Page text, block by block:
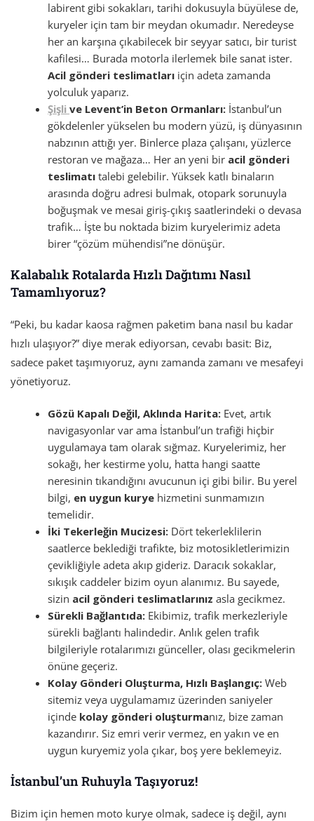
labirent gibi sokakları, tarihi dokusuyla büyülese de,
kuryeler için tam bir meydan okumadır. Neredeyse
her an karşına çıkabilecek bir seyyar satıcı, bir turist
kafilesi… Burada motorla ilerlemek bile sanat ister.
Acil gönderi teslimatları için adeta zamanda
yolculuk yaparız.
Şişlive Levent’in Beton Ormanları: İstanbul’un
gökdelenler yükselen bu modern yüzü, iş dünyasının
nabzının attığı yer. Binlerce plaza çalışanı, yüzlerce
restoran ve mağaza… Her an yeni bir acil gönderi
teslimatı talebi gelebilir. Yüksek katlı binaların
arasında doğru adresi bulmak, otopark sorunuyla
boğuşmak ve mesai giriş-çıkış saatlerindeki o devasa
trafik… İşte bu noktada bizim kuryelerimiz adeta
birer “çözüm mühendisi”ne dönüşür.
Kalabalık Rotalarda Hızlı Dağıtımı Nasıl
Tamamlıyoruz?
“Peki, bu kadar kaosa rağmen paketim bana nasıl bu kadar
hızlı ulaşıyor?” diye merak ediyorsan, cevabı basit: Biz,
sadece paket taşımıyoruz, aynı zamanda zamanı ve mesafeyi
yönetiyoruz.
Gözü Kapalı Değil, Aklında Harita: Evet, artık
navigasyonlar var ama İstanbul’un trafiği hiçbir
uygulamaya tam olarak sığmaz. Kuryelerimiz, her
sokağı, her kestirme yolu, hatta hangi saatte
neresinin tıkandığını avucunun içi gibi bilir. Bu yerel
bilgi, en uygun kurye hizmetini sunmamızın
temelidir.
İki Tekerleğin Mucizesi: Dört tekerleklilerin
saatlerce beklediği trafikte, biz motosikletlerimizin
çevikliğiyle adeta akıp gideriz. Daracık sokaklar,
sıkışık caddeler bizim oyun alanımız. Bu sayede,
sizin acil gönderi teslimatlarınız asla gecikmez.
Sürekli Bağlantıda: Ekibimiz, trafik merkezleriyle
sürekli bağlantı halindedir. Anlık gelen trafik
bilgileriyle rotalarımızı günceller, olası gecikmelerin
önüne geçeriz.
Kolay Gönderi Oluşturma, Hızlı Başlangıç: Web
sitemiz veya uygulamamız üzerinden saniyeler
içinde kolay gönderi oluşturmanız, bize zaman
kazandırır. Siz emri verir vermez, en yakın ve en
uygun kuryemiz yola çıkar, boş yere beklemeyiz.
İstanbul’un Ruhuyla Taşıyoruz!
Bizim için hemen moto kurye olmak, sadece iş değil, aynı